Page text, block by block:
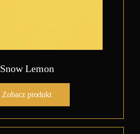
Snow Lemon
Zobacz produkt